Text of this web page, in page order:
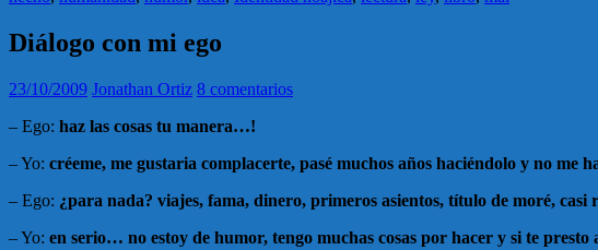
Diálogo con mi ego
23/10/2009 Jonathan Ortiz 8 comentarios
– Ego: haz las cosas tu manera…!
– Yo: créeme, me gustaria complacerte, pasé muchos años haciéndolo y no me
– Ego: ¿para nada? viajes, fama, dinero, primeros asientos, título de moré,
– Yo: en serio… no estoy de humor, tengo muchas cosas por hacer y si te